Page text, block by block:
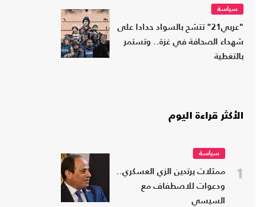
سياسة
"عربي21" تتشح بالسواد حدادا على
شهداء الصحافة في غزة.. وتستمر
بالتغطية
الأكثر قراءة اليوم
1
سياسة
ممثلات يرتدين الزي العسكري..
ودعوات للاصطفاف مع
السيسي